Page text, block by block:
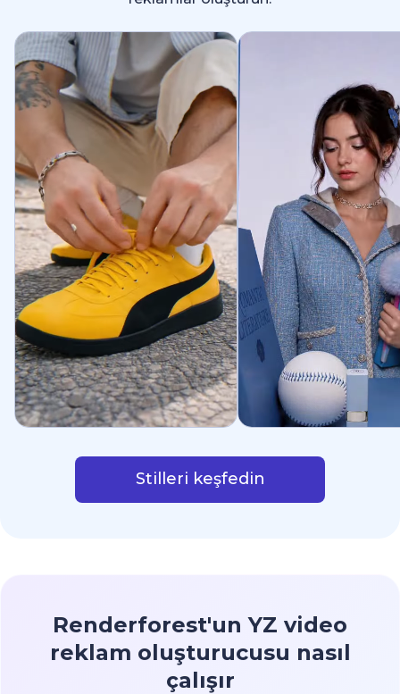
Stilleri keşfedin
Renderforest'un YZ video
reklam oluşturucusu nasıl
çalışır